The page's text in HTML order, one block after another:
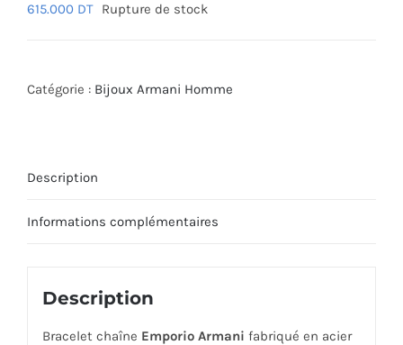
615.000 DT Rupture de stock
Catégorie : Bijoux Armani Homme
Description
Informations complémentaires
Description
Bracelet chaîne Emporio Armani fabriqué en acier